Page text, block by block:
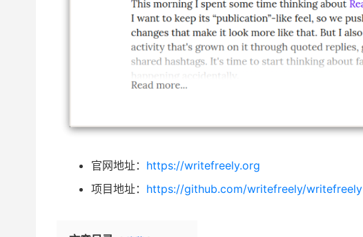
官网地址： https://writefreely.org
项目地址： https://github.com/writefreely/writefreely